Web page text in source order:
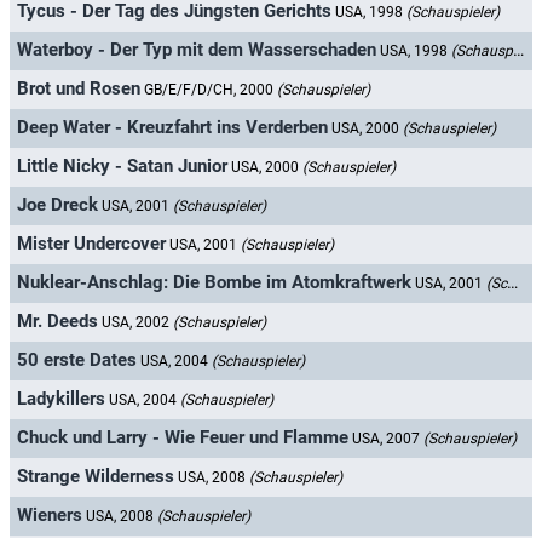
Tycus - Der Tag des Jüngsten Gerichts USA, 1998 (Schauspieler)
Waterboy - Der Typ mit dem Wasserschaden USA, 1998 (Schauspieler)
Brot und Rosen GB/E/F/D/CH, 2000 (Schauspieler)
Deep Water - Kreuzfahrt ins Verderben USA, 2000 (Schauspieler)
Little Nicky - Satan Junior USA, 2000 (Schauspieler)
Joe Dreck USA, 2001 (Schauspieler)
Mister Undercover USA, 2001 (Schauspieler)
Nuklear-Anschlag: Die Bombe im Atomkraftwerk USA, 2001 (Schauspieler)
Mr. Deeds USA, 2002 (Schauspieler)
50 erste Dates USA, 2004 (Schauspieler)
Ladykillers USA, 2004 (Schauspieler)
Chuck und Larry - Wie Feuer und Flamme USA, 2007 (Schauspieler)
Strange Wilderness USA, 2008 (Schauspieler)
Wieners USA, 2008 (Schauspieler)